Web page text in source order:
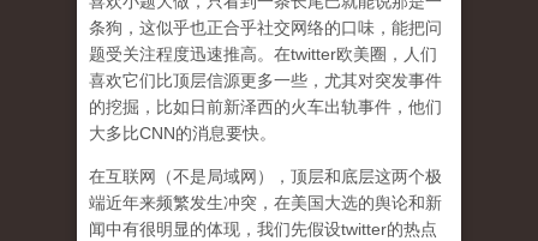
条狗，这似乎也正合乎社交网络的口味，能把问
题受关注程度迅速推高。在twitter欧美圈，人们
喜欢它们比顶层信源更多一些，尤其对突发事件
的挖掘，比如日前新泽西的火车出轨事件，他们
大多比CNN的消息要快。
在互联网（不是局域网），顶层和底层这两个极
端近年来频繁发生冲突，在美国大选的舆论和新
闻中有很明显的体现，我们先假设twitter的热点